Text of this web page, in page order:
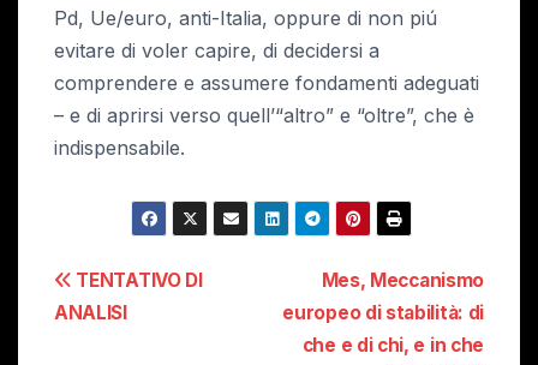
Pd, Ue/euro, anti-Italia, oppure di non piú
evitare di voler capire, di decidersi a
comprendere e assumere fondamenti adeguati
– e di aprirsi verso quell’“altro” e “oltre”, che è
indispensabile.
Navigazione
articoli
Mes, Meccanismo
europeo di stabilità: di
che e di chi, e in che
TENTATIVO DI
ANALISI